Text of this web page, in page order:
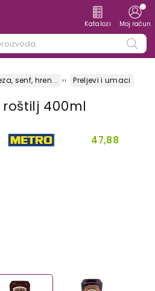
Katalozi Moj račun
senf, hren... Preljevi i umaci
roštilj 400ml
47,88